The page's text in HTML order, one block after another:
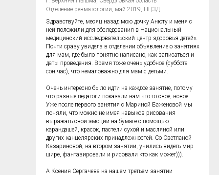
Отделение ревматологии, май 2019, НЦЗД
Здравствуйте, месяц назад мою дочку Анюту и меня с
ней положили для обследования в Национальный
медицинский исследовательский центр здоровья детей».
Почти сразу увидела в отделении объявление о занятиях
для мам, где было понятно написано, как записаться и
даты проведения. Время тоже очень удобное (суббота
сон.час), что немаловажно для мам с детьми.
Очень интересно было идти на каждое занятие, потому
что разные педагоги показали нам что-то своё, новое.
Уже после первого занятия с Мариной Баженовой мы
поняли, что можно не имея навыков рисования
выражать свои эмоции на бумаге с помощью
карандашей, красок, пастели сухой и масляной или
других канцелярских принадлежностей. Со Светланой
Казариновой, на втором занятии, учились видеть мир
шире, фантазировали и рисовали кто как может))).
А Ксения Сергачева на нашем третьем занятии